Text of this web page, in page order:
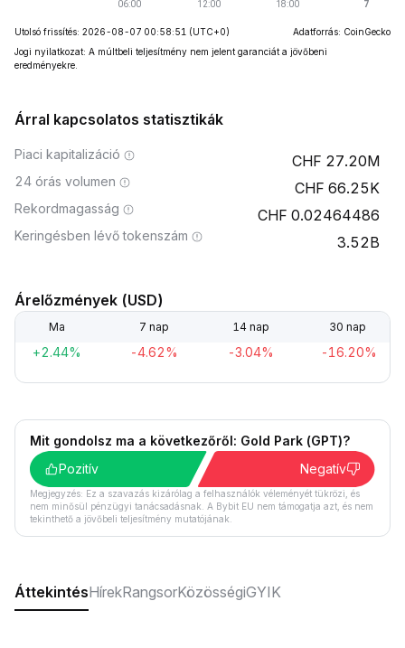
Utolsó frissítés: 2026-08-07 00:58:51 (UTC+0)
Adatforrás: CoinGecko
Jogi nyilatkozat: A múltbeli teljesítmény nem jelent garanciát a jövőbeni
eredményekre.
Árral kapcsolatos statisztikák
Piaci kapitalizáció 27.20M
24 órás volumen 66.25K
Rekordmagasság 0.02464486
Keringésben lévő tokenszám 3.52B
Árelőzmények (USD)
Ma 7 nap 14 nap 30 nap
+2.44% -4.62% -3.04% -16.20%
Mit gondolsz ma a következőről: Gold Park (GPT)?
Pozitív
Negatív
Megjegyzés: Ez a szavazás kizárólag a felhasználók véleményét tükrözi, és
nem minősül pénzügyi tanácsadásnak. A Bybit EU nem támogatja azt, és nem
tekinthető a jövőbeli teljesítmény mutatójának.
ÁttekintésHírekRangsorKözösségiGYIK